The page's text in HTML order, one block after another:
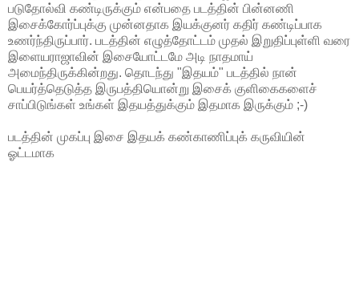
படுதோல்வி கண்டிருக்கும் என்பதை படத்தின் பின்னணி
இசைக்கோர்ப்புக்கு முன்னதாக இயக்குனர் கதிர் கண்டிப்பாக
உணர்ந்திருப்பார். படத்தின் எழுத்தோட்டம் முதல் இறுதிப்புள்ளி வரை
இளையராஜாவின் இசையோட்டமே அடி நாதமாய்
அமைந்திருக்கின்றது. தொடந்து "இதயம்" படத்தில் நான்
பெயர்த்தெடுத்த இருபத்தியொன்று இசைக் குளிகைகளைச்
சாப்பிடுங்கள் உங்கள் இதயத்துக்கும் இதமாக இருக்கும் ;-)
படத்தின் முகப்பு இசை இதயக் கண்காணிப்புக் கருவியின்
ஓட்டமாக